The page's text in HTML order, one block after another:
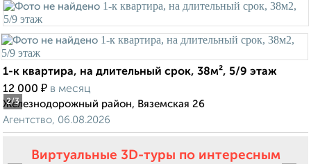
2/3
1-к квартира, на длительный срок, 38м², 5/9 этаж
12 000 ₽ в месяц
Железнодорожный район, Вяземская 26
Агентство, 06.08.2026
Виртуальные 3D-туры по интересным